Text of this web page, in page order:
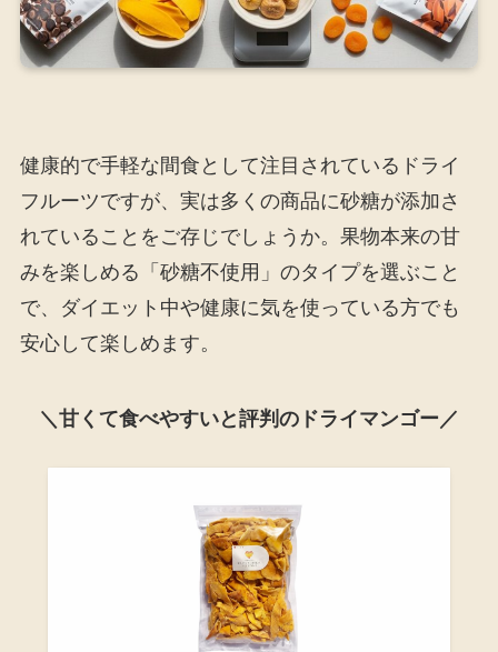
健康的で手軽な間食として注目されているドライ
フルーツですが、実は多くの商品に砂糖が添加さ
れていることをご存じでしょうか。果物本来の甘
みを楽しめる「砂糖不使用」のタイプを選ぶこと
で、ダイエット中や健康に気を使っている方でも
安心して楽しめます。
＼甘くて食べやすいと評判のドライマンゴー／